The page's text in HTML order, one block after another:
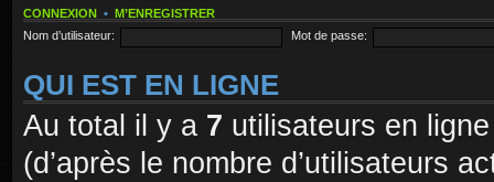
CONNEXION • M’ENREGISTRER
Nom d’utilisateur:
Mot de passe:
QUI EST EN LIGNE
Au total il y a 7 utilisateurs en
(d’après le nombre d’utilisateurs